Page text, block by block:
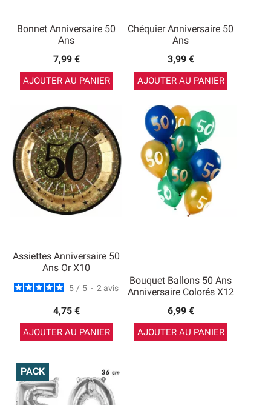
Bonnet Anniversaire 50
Ans
7,99 €
AJOUTER AU PANIER
Chéquier Anniversaire 50
Ans
3,99 €
AJOUTER AU PANIER
Assiettes Anniversaire 50
Ans Or X10
5 / 5 - 2 avis
4,75 €
AJOUTER AU PANIER
Bouquet Ballons 50 Ans
Anniversaire Colorés X12
6,99 €
AJOUTER AU PANIER
PACK